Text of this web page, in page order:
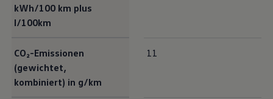
kWh/100 km plus
l/100km
CO₂-Emissionen
(gewichtet,
kombiniert) in g/km
11